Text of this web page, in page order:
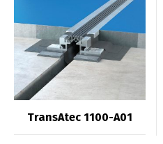
TransAtec 1100-A01